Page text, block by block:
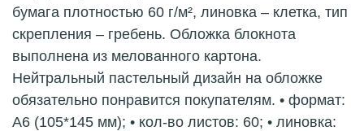
бумага плотностью 60 г/м², линовка – клетка, тип
скрепления – гребень. Обложка блокнота
выполнена из мелованного картона.
Нейтральный пастельный дизайн на обложке
обязательно понравится покупателям. • формат:
А6 (105*145 мм); • кол-во листов: 60; • линовка: